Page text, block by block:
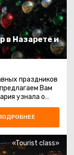
в Назарете и
праздников
Вам
узнала о
«Tourist class»